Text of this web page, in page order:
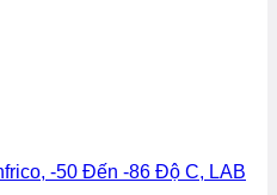
-50 Đến -86 Độ C, LAB